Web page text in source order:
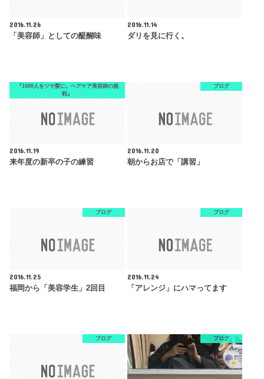
2016.11.26
「美容師」としての醍醐味
2016.11.14
ダリを見に行く。
『1000人をツヤ髪に。ヘアケア美容師の挑
戦』
2016.11.19
来年度の新卒の子の練習
ブログ
2016.11.20
朝からお店で「講習」
ブログ
2016.11.25
福岡から「美容学生」2回目
ブログ
2016.11.24
「アレンジ」にハマってます
ブログ ブログ